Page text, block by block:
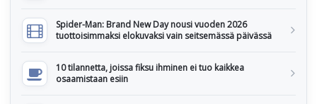
Spider-Man: Brand New Day nousi vuoden 2026
tuottoisimmaksi elokuvaksi vain seitsemässä päivässä
10 tilannetta, joissa fiksu ihminen ei tuo kaikkea
osaamistaan esiin